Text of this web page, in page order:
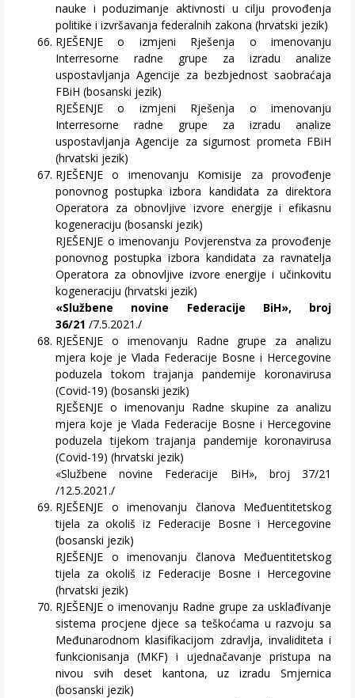
nauke i poduzimanje aktivnosti u cilju provođenja
politike i izvršavanja federalnih zakona (hrvatski jezik)
RJEŠENJE o izmjeni Rješenja o imenovanju
Interresorne radne grupe za izradu analize
uspostavljanja Agencije za bezbjednost saobraćaja
FBiH (bosanski jezik)
RJEŠENJE o izmjeni Rješenja o imenovanju
Interresorne radne grupe za izradu analize
uspostavljanja Agencije za sigurnost prometa FBiH
(hrvatski jezik)
RJEŠENJE o imenovanju Komisije za provođenje
ponovnog postupka izbora kandidata za direktora
Operatora za obnovljive izvore energije i efikasnu
kogeneraciju (bosanski jezik)
RJEŠENJE o imenovanju Povjerenstva za provođenje
ponovnog postupka izbora kandidata za ravnatelja
Operatora za obnovljive izvore energije i učinkovitu
kogeneraciju (hrvatski jezik)
«Službene novine Federacije BiH», broj
36/21 /7.5.2021./
RJEŠENJE o imenovanju Radne grupe za analizu
mjera koje je Vlada Federacije Bosne i Hercegovine
poduzela tokom trajanja pandemije koronavirusa
(Covid-19) (bosanski jezik)
RJEŠENJE o imenovanju Radne skupine za analizu
mjera koje je Vlada Federacije Bosne i Hercegovine
poduzela tijekom trajanja pandemije koronavirusa
(Covid-19) (hrvatski jezik)
«Službene novine Federacije BiH», broj 37/21
/12.5.2021./
RJEŠENJE o imenovanju članova Međuentitetskog
tijela za okoliš iz Federacije Bosne i Hercegovine
(bosanski jezik)
RJEŠENJE o imenovanju članova Međuentitetskog
tijela za okoliš iz Federacije Bosne i Hercegovine
(hrvatski jezik)
RJEŠENJE o imenovanju Radne grupe za usklađivanje
sistema procjene djece sa teškoćama u razvoju sa
Međunarodnom klasifikacijom zdravlja, invaliditeta i
funkcionisanja (MKF) i ujednačavanje pristupa na
nivou svih deset kantona, uz izradu Smjernica
(bosanski jezik)